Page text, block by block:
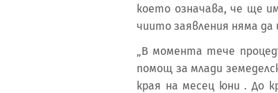
което означава, че ще
чиито заявления няма да
„В момента тече
помощ за млади
края на месец юни . До